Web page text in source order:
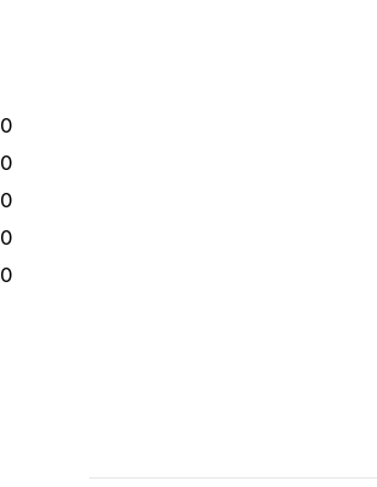
0
0
0
0
0